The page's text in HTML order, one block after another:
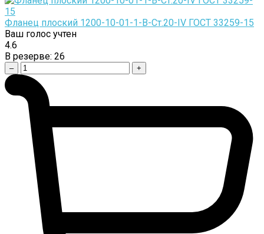
Фланец плоский 1200-10-01-1-B-Cт.20-IV ГОСТ 33259-15
Ваш голос учтен
4.6
В резерве: 26
– +